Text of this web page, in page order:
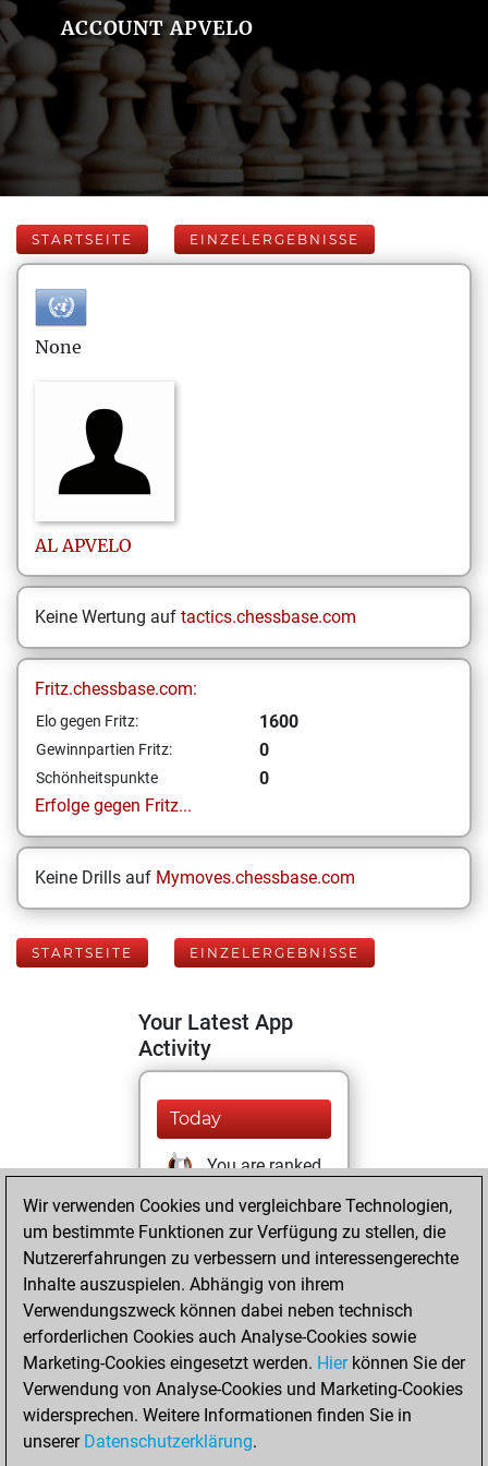
ACCOUNT APVELO
STARTSEITE EINZELERGEBNISSE
None
AL APVELO
Keine Wertung auf tactics.chessbase.com
Fritz.chessbase.com:
Elo gegen Fritz: 1600
Gewinnpartien Fritz: 0
Schönheitspunkte
0
Erfolge gegen Fritz...
Keine Drills auf Mymoves.chessbase.com
STARTSEITE EINZELERGEBNISSE
Your Latest App
Activity
Today
You are ranked
#8873 in Studies
solving
Studies
Mittwoch,
Dezember 29,
2021
You created
your Fritz account
Fritz
You
Wir verwenden Cookies und vergleichbare Technologien,
um bestimmte Funktionen zur Verfügung zu stellen, die
Nutzererfahrungen zu verbessern und interessengerechte
Inhalte auszuspielen. Abhängig von ihrem
Verwendungszweck können dabei neben technisch
erforderlichen Cookies auch Analyse-Cookies sowie
Marketing-Cookies eingesetzt werden. Hierkönnen Sie der
Verwendung von Analyse-Cookies und Marketing-Cookies
widersprechen. Weitere Informationen finden Sie in
unserer Datenschutzerklärung.